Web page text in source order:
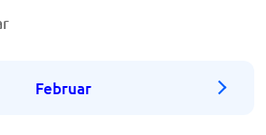
Februar